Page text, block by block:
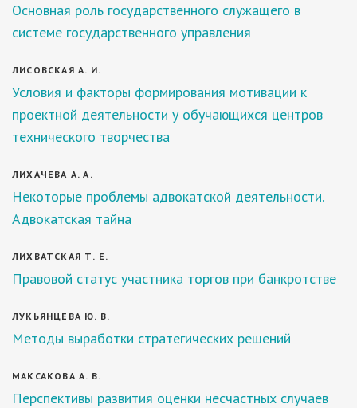
Основная роль государственного служащего в
системе государственного управления
ЛИСОВСКАЯ А. И.
Условия и факторы формирования мотивации к
проектной деятельности у обучающихся центров
технического творчества
ЛИХАЧЕВА А. А.
Некоторые проблемы адвокатской деятельности.
Адвокатская тайна
ЛИХВАТСКАЯ Т. Е.
Правовой статус участника торгов при банкротстве
ЛУКЬЯНЦЕВА Ю. В.
Методы выработки стратегических решений
МАКСАКОВА А. В.
Перспективы развития оценки несчастных случаев